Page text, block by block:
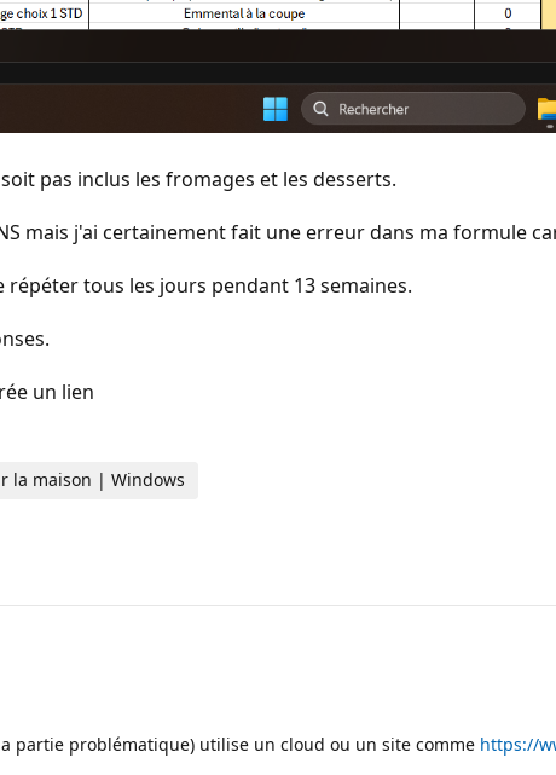
pas inclus les fromages et les desserts.
mais j'ai certainement fait une erreur dans ma formule
tous les jours pendant 13 semaines.
un lien
la maison | Windows
partie problématique) utilise un cloud ou un site comme https://